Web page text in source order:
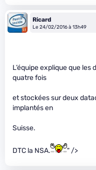
Ricard
Le 24/02/2016 à 13h49
L’équipe explique que
quatre fois
et stockées sur deux
implantés en
Suisse.
DTC la NSA. " />